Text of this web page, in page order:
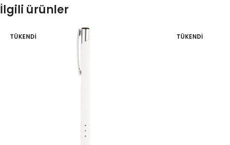
İlgili ürünler
TÜKENDI TÜKENDI